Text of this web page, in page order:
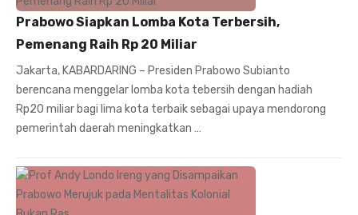
Prabowo Siapkan Lomba Kota Terbersih,
Pemenang Raih Rp 20 Miliar
Jakarta, KABARDARING – Presiden Prabowo Subianto
berencana menggelar lomba kota tebersih dengan hadiah
Rp20 miliar bagi lima kota terbaik sebagai upaya mendorong
pemerintah daerah meningkatkan …